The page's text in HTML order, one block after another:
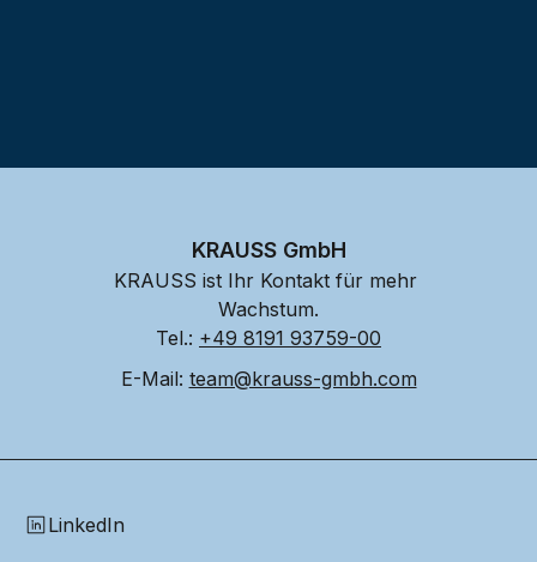
KRAUSS GmbH
KRAUSS ist Ihr Kontakt für mehr
Wachstum.
Tel.: +49 8191 93759-00
E-Mail: team@krauss-gmbh.com
LinkedIn